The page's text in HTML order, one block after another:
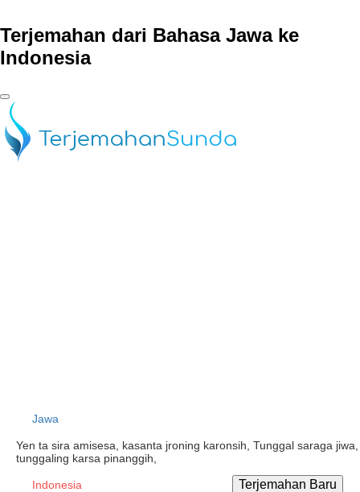
Terjemahan dari Bahasa Jawa ke
Indonesia
Jawa
Yen ta sira amisesa, kasanta jroning karonsih, Tunggal saraga jiwa,
tunggaling karsa pinanggih,
Indonesia